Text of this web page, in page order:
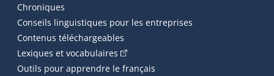
Chroniques
Conseils linguistiques pour les entreprises
Contenus téléchargeables
Lexiques et vocabulaires (Cet hyperlien externe s'ouvrira
Outils pour apprendre le français